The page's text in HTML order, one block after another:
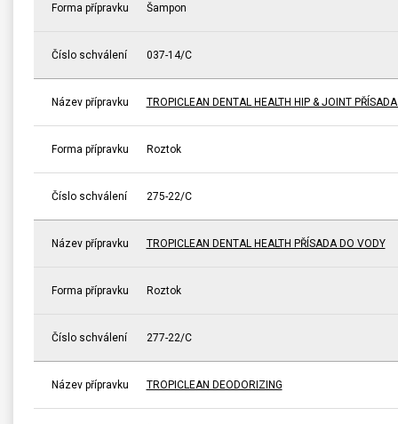
Forma přípravku Šampon
Číslo schválení 037-14/C
Název přípravku TROPICLEAN DENTAL HEALTH HIP & JOINT
Forma přípravku Roztok
Číslo schválení 275-22/C
Název přípravku TROPICLEAN DENTAL HEALTH PŘÍSADA DO VODY
Forma přípravku Roztok
Číslo schválení 277-22/C
Název přípravku TROPICLEAN DEODORIZING